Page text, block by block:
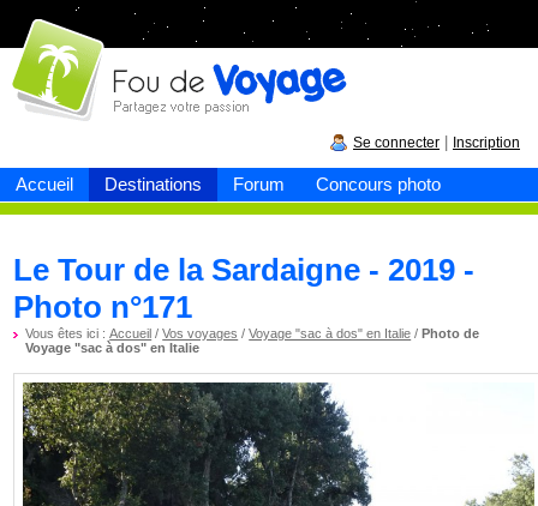
Accueil Destinations Forum Concours photo
Fou devoyage
Se connecter Inscription
Le Tour de la Sardaigne - 2019 -
Photo n°171
Vous êtes ici :Accueil /Vos voyages /Voyage "sac à dos" en Italie /Photo de
Voyage "sac à dos" en Italie